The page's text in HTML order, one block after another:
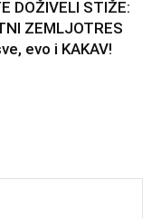
DOŽIVELI STIŽE:
ZEMLJOTRES
evo i KAKAV!